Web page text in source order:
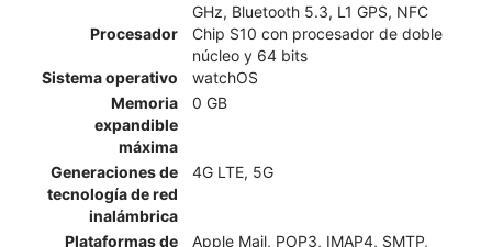
GHz, Bluetooth 5.3, L1 GPS, NFC
Procesador
Chip S10 con procesador de doble
núcleo y 64 bits
Sistema operativo
watchOS
Memoria
expandible
máxima
0 GB
Generaciones de
tecnología de red
inalámbrica
4G LTE, 5G
Plataformas de
Apple Mail, POP3, IMAP4, SMTP,